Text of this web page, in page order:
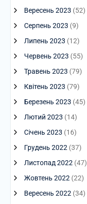
Вересень 2023 (52)
Серпень 2023 (9)
Липень 2023 (12)
Червень 2023 (55)
Травень 2023 (79)
Квітень 2023 (79)
Березень 2023 (45)
Лютий 2023 (14)
Січень 2023 (16)
Грудень 2022(37)
Листопад 2022(47)
Жовтень 2022(22)
Вересень 2022(34)